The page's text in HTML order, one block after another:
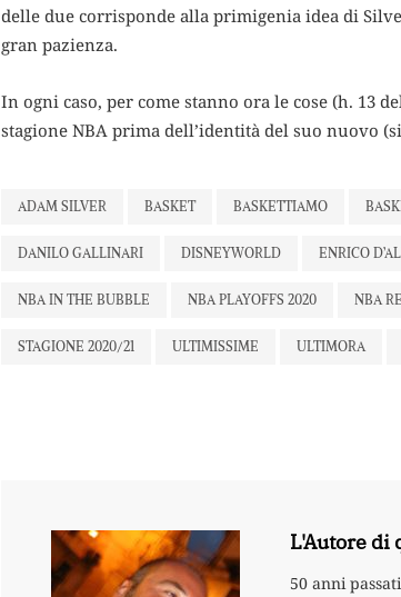
delle due corrisponde alla primigenia idea di
gran pazienza.
In ogni caso, per come stanno ora le cose (h. 13
stagione NBA prima dell’identità del suo nuovo
ADAM SILVER BASKET BASKETTIAMO
DANILO GALLINARI DISNEYWORLD ENRICO
NBA IN THE BUBBLE NBA PLAYOFFS 2020 NBA
STAGIONE 2020/21 ULTIMISSIME ULTIMORA
L'Autore di
50 anni